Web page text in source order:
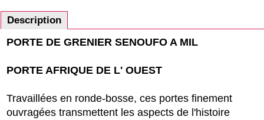
Description
PORTE DE GRENIER SENOUFO A MIL
PORTE AFRIQUE DE L' OUEST
Travaillées en ronde-bosse, ces portes finement
ouvragées transmettent les aspects de l'histoire